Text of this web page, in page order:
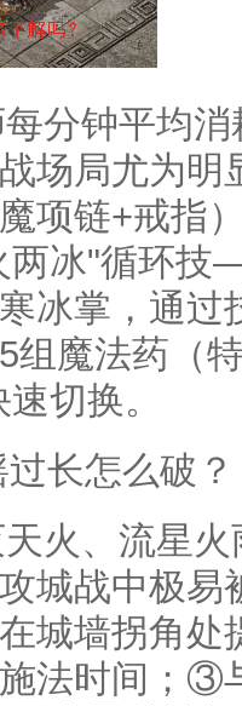
分钟平均
场局尤为
项链+戒指
两冰"循环
掌，通过
魔法药（
切换。
长怎么破？
火、流星
城战中极
城墙拐角
法时间；③